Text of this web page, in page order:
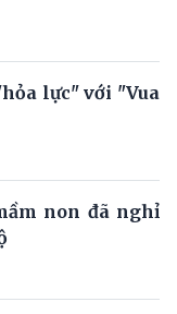
lực" với "Vua
non đã nghỉ